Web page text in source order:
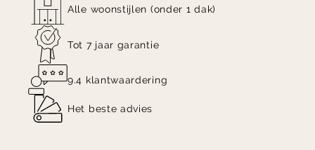
Alle woonstijlen (onder 1 dak)
Tot 7 jaar garantie
9.4 klantwaardering
Het beste advies